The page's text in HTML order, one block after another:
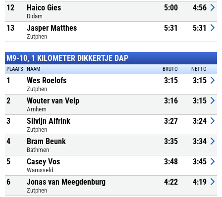
12 Haico Gies
Didam
5:00 4:56
13 Jasper Matthes
Zutphen
5:31 5:31
M9-10, 1 KILOMETER DIKKERTJE DAP
PLAATS NAAM BRUTO NETTO
1 Wes Roelofs
Zutphen
3:15 3:15
2 Wouter van Velp
Arnhem
3:16 3:15
3 Silvijn Alfrink
Zutphen
3:27 3:24
4 Bram Beunk
Bathmen
3:35 3:34
5 Casey Vos
Warnsveld
3:48 3:45
6 Jonas van Meegdenburg
Zutphen
4:22 4:19